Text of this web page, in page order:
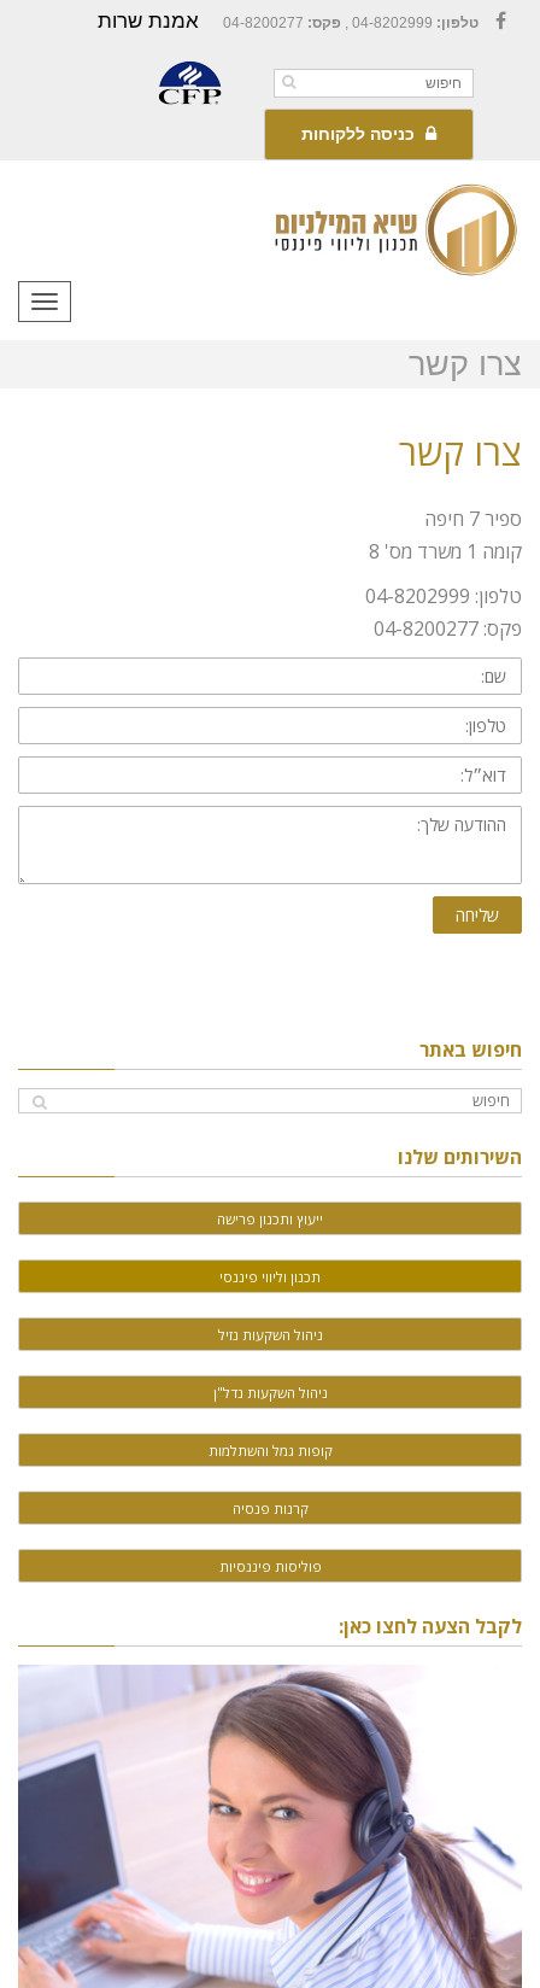
טלפון: פקס: אמנת שרות
כניסה ללקוחות
צרו קשר
צרו קשר
ספיר 7 חיפה
קומה 1 משרד מס' 8
טלפון: 04-8202999
פקס: 04-8200277
שם:
טלפון:
דוא״ל:
ההודעה
שלך:
שליחה
חיפוש באתר
השירותים שלנו
ייעוץ ותכנון פרישה
תכנון וליווי פיננסי
ניהול השקעות נזיל
ניהול השקעות נדל"ן
קופות גמל והשתלמות
קרנות פנסיה
פוליסות פיננסיות
לקבל הצעה לחצו כאן: